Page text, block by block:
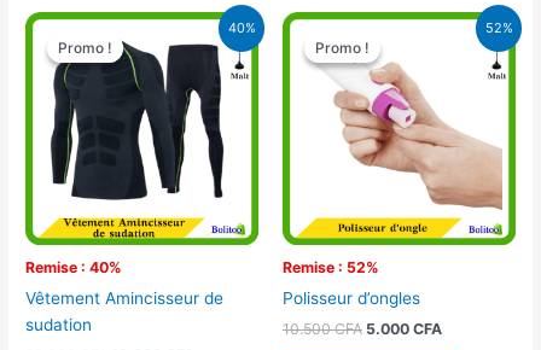
40%
Promo !
Remise : 40%
Promo !
Vêtement Amincisseur de
sudation
Le
prix
initial
était :
20.000 CFA.
Le
prix
actuel
est :
12.000 CFA.
52%
Promo !
Remise : 52%
Promo !
Polisseur d’ongles
10.500CFA
Le
prix
initial
était :
10.500 CFA.
5.000 CFA
Le